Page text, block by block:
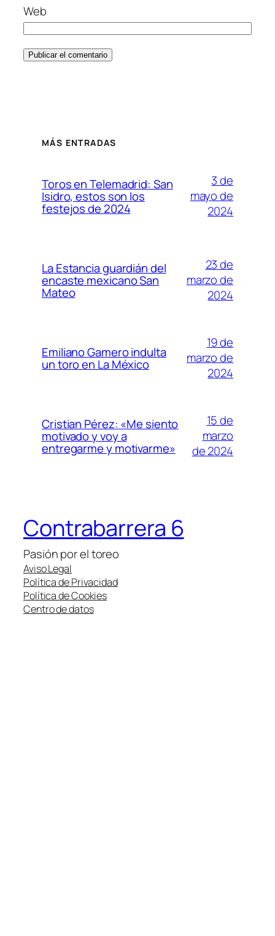
Web
MÁS ENTRADAS
Toros en Telemadrid: San
Isidro, estos son los
festejos de 2024
3 de
mayo de
2024
La Estancia guardián del
encaste mexicano San
Mateo
23 de
marzo de
2024
Emiliano Gamero indulta
un toro en La México
19 de
marzo de
2024
Cristian Pérez: «Me siento
motivado y voy a
entregarme y motivarme»
15 de
marzo
de 2024
Contrabarrera 6
Pasión por el toreo
Aviso Legal
Política de Privacidad
Política de Cookies
Centro de datos